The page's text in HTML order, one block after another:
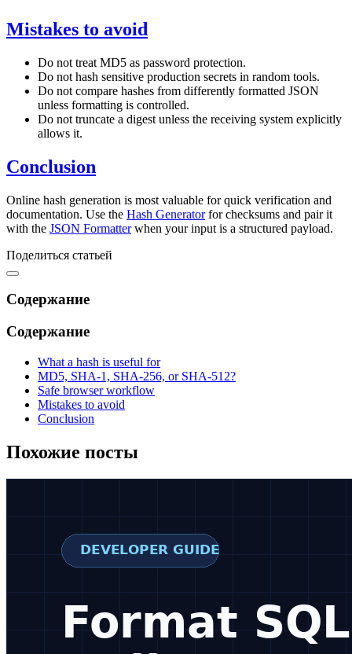
Mistakes to avoid
Do not treat MD5 as password protection.
Do not hash sensitive production secrets in random tools.
Do not compare hashes from differently formatted JSON
unless formatting is controlled.
Do not truncate a digest unless the receiving system explicitly
allows it.
Conclusion
Online hash generation is most valuable for quick verification and
documentation. Use the Hash Generatorfor checksums and pair it
with the JSON Formatterwhen your input is a structured payload.
Поделиться статьей
Содержание
Содержание
What a hash is useful for
MD5, SHA-1, SHA-256, or SHA-512?
Safe browser workflow
Mistakes to avoid
Conclusion
Похожие посты